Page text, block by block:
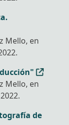
Mello, en
Mello, en
de